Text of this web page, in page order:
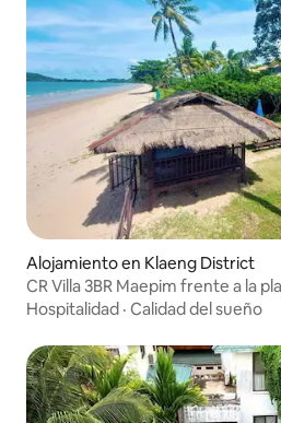
Alojamiento en Klaeng District
CR Villa 3BR Maepim frente a la
Hospitalidad · Calidad del sueño